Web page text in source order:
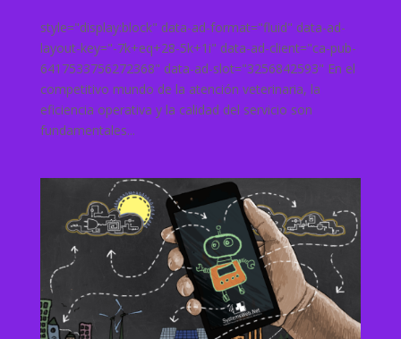
style="display:block" data-ad-format="fluid" data-ad-
layout-key="-7k+eq+28-5k+1i" data-ad-client="ca-pub-
6417533756272368" data-ad-slot="3256842593" En el
competitivo mundo de la atención veterinaria, la
eficiencia operativa y la calidad del servicio son
fundamentales...